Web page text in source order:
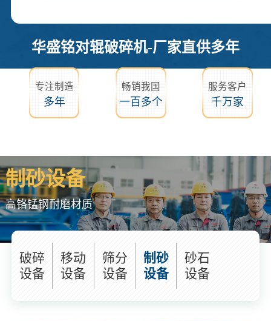
华盛铭对辊破碎机-厂家直供多年
专注制造
多年
畅销我国
一百多个
服务客户
千万家
制砂设备
高铬锰钢耐磨材质
破碎
设备
移动
设备
筛分
设备
制砂
设备
砂石
设备